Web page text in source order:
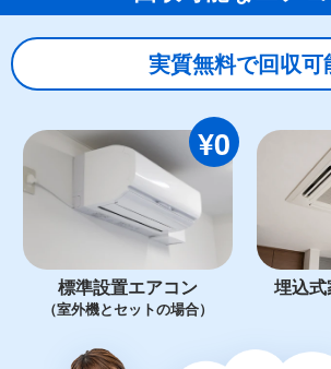
実質無料で回収可
¥0
標準設置エアコン
（室外機とセットの場合）
埋込